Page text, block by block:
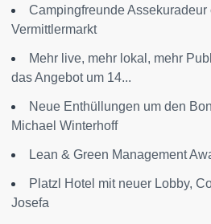
Campingfreunde Assekuradeur
Vermittlermarkt
Mehr live, mehr lokal, mehr
das Angebot um 14...
Neue Enthüllungen um den
Michael Winterhoff
Lean & Green Management
Platzl Hotel mit neuer Lobby,
Josefa